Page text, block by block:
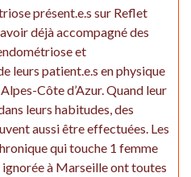
présent.e.s sur Reflet
déjà accompagné des
et
leurs patient.e.s en physique
Côte d’Azur. Quand leur
leurs habitudes, des
aussi être effectuées. Les
qui touche 1 femme
à Marseille ont toutes